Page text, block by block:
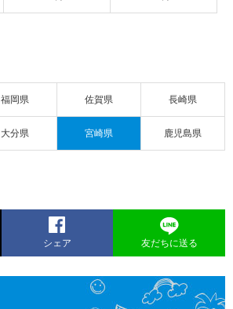
福岡県 佐賀県 長崎県
大分県 宮崎県 鹿児島県
シェア 友だちに送る